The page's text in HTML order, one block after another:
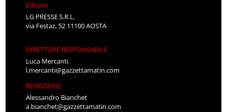
Editore
LG PRESSE S.R.L.
via Festaz, 52 11100 AOSTA
DIRETTORE RESPONSABILE
Luca Mercanti
l.mercanti@gazzettamatin.com
REDAZIONE
Alessandro Bianchet
a.bianchet@gazzettamatin.com